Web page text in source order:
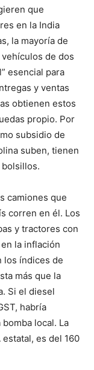
que
en la India
la mayoría de
de dos
esencial para
y ventas
obtienen estos
propio. Por
subsidio de
suben, tienen
camiones que
corren en él. Los
y tractores con
la inflación
los índices de
más que la
Si el diesel
habría
local. La
es del 160